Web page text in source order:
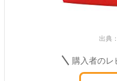
出典：
購入者のレ